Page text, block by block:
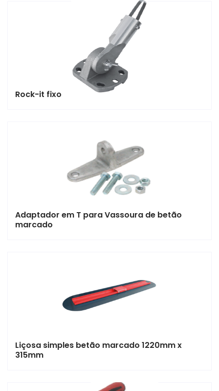
Rock-it fixo
Adaptador em T para Vassoura de betão
marcado
Liçosa simples betão marcado 1220mm x
315mm